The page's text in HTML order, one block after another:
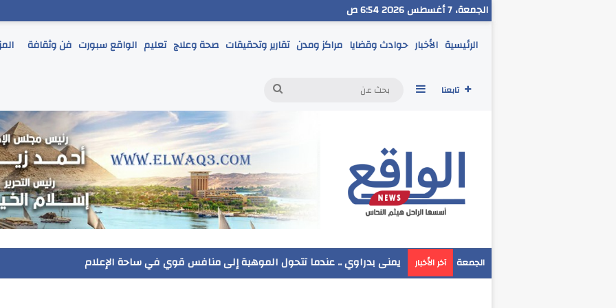
الجمعة، 7 أغسطس 2026 6:54 ص
الرئيسية الأخبار حوادث وقضايا مراكز ومدن تقارير وتحقيقات صحة وعلاج تعليم الواقع سبورت فن وثقافة
تابعنا إضافة عمود جانبي
الجمعة آخر الأخبار مدير تعليم البحر الاحمر يتابع انطلاق امتحانات الشهادة الإعدادية ويؤكد: الانضباط